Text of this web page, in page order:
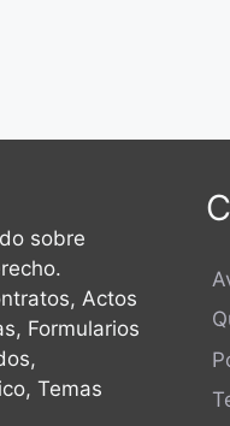
sobre
Actos
Formularios
Temas